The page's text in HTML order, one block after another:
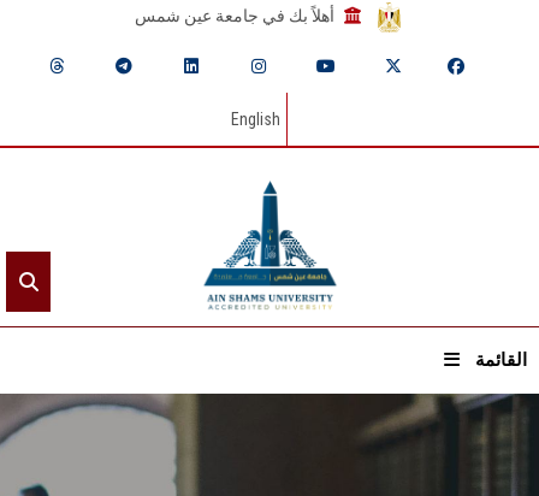
أهلاً بك في جامعة عين شمس
English
القائمة
الرئيسيـة